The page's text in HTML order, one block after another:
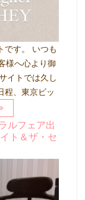
です。 いつも
様へ心より御
イトでは久し
程、東京ビッ
ルフェア出
ト＆ザ・セ